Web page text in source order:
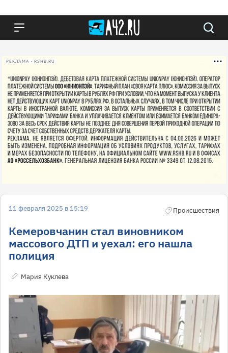
РЕКЛАМА • RSHB.RU
11 февраля 2025 в 15:19 Происшествия
Кемеровчанин стал виновником
массового ДТП и уехал: его нашла
полиция
Мария Куклева